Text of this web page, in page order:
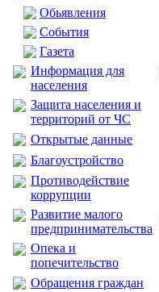
Обьявления
События
Газета
Информация для
населения
Защита населения и
территорий от ЧС
Открытые данные
Благоустройство
Противодействие
коррупции
Развитие малого
предпринимательства
Опека и
попечительство
Обращения граждан